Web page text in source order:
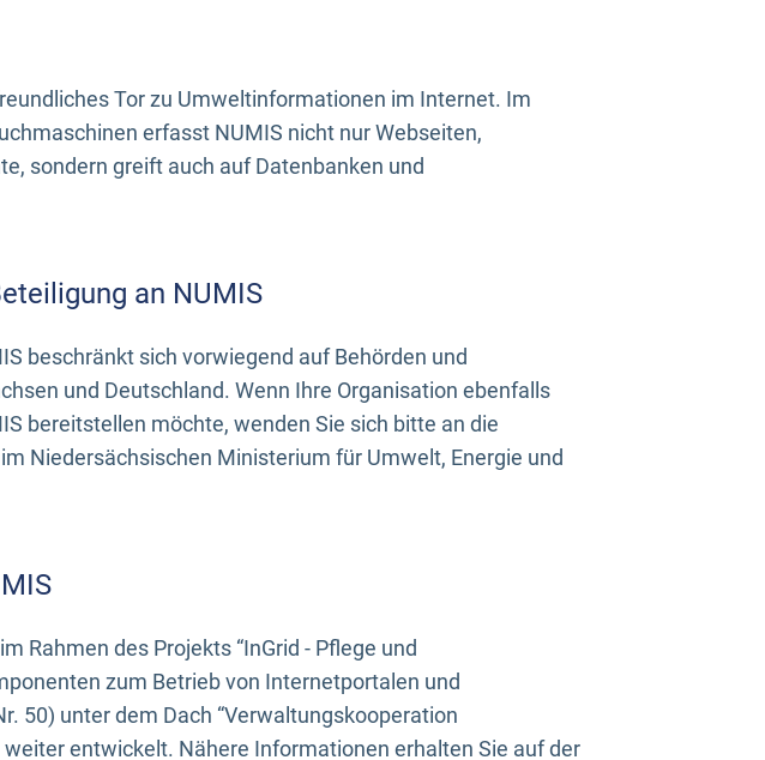
Tor zu Umweltinformationen im Internet. Im
erfasst NUMIS nicht nur Webseiten,
sondern greift auch auf Datenbanken und
an NUMIS
beschränkt sich vorwiegend auf Behörden und
und Deutschland. Wenn Ihre Organisation ebenfalls
bereitstellen möchte, wenden Sie sich bitte an die
im Niedersächsischen Ministerium für Umwelt, Energie und
Rahmen des Projekts “InGrid - Pflege und
zum Betrieb von Internetportalen und
50) unter dem Dach “Verwaltungskooperation
entwickelt. Nähere Informationen erhalten Sie auf der